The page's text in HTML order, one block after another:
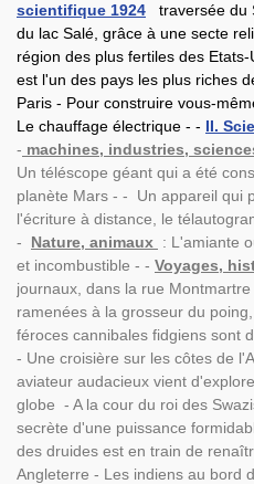
scientifique 1924 traversée du
du lac Salé, grâce à une secte
région des plus fertiles des
est l'un des pays les plus riches
Paris - Pour construire vous-
Le chauffage électrique - - II.
- machines, industries,
Un téléscope géant qui a été
planète Mars - - Un appareil qui
l'écriture à distance, le
- Nature, animaux : L'amiante
et incombustible - - Voyages,
journaux, dans la rue
ramenées à la grosseur du
féroces cannibales fidgiens sont
- Une croisière sur les côtes de
aviateur audacieux vient
globe - A la cour du roi des
secrète d'une puissance
des druides est en train de
Angleterre - Les indiens au bord